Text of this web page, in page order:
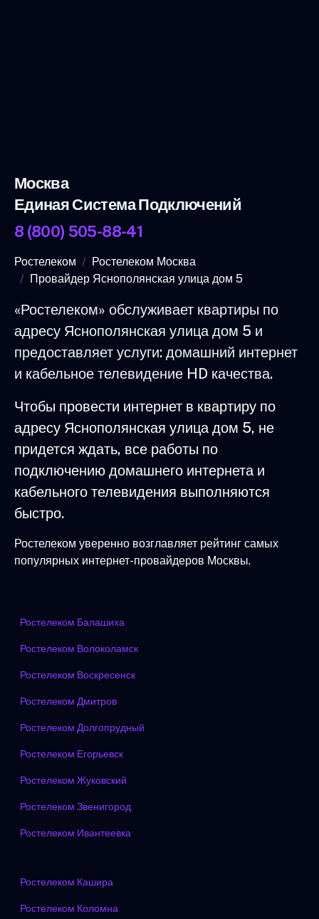
Москва
Единая Система Подключений
8 (800) 505-88-41
Ростелеком
Ростелеком Москва
Провайдер Яснополянская улица дом 5
«Ростелеком» обслуживает квартиры по
адресу Яснополянская улица дом 5 и
предоставляет услуги: домашний интернет
и кабельное телевидение HD качества.
Чтобы провести интернет в квартиру по
адресу Яснополянская улица дом 5, не
придется ждать, все работы по
подключению домашнего интернета и
кабельного телевидения выполняются
быстро.
Ростелеком уверенно возглавляет рейтинг самых
популярных интернет-провайдеров Москвы.
Ростелеком Балашиха
Ростелеком Волоколамск
Ростелеком Воскресенск
Ростелеком Дмитров
Ростелеком Долгопрудный
Ростелеком Егорьевск
Ростелеком Жуковский
Ростелеком Звенигород
Ростелеком Ивантеевка
Ростелеком Кашира
Ростелеком Коломна